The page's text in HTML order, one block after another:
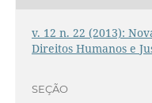
v. 12 n. 22 (2013):
Direitos Humanos e
SEÇÃO